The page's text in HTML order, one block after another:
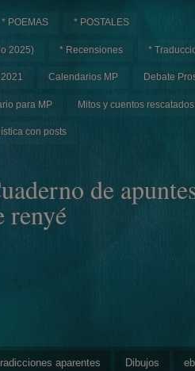
* POEMAS * POSTALES
2025) * Recensiones *
Calendarios MP Debate
para MP Mitos y cuentos rescatados
con posts
de
renyé
aparentes Dibujos